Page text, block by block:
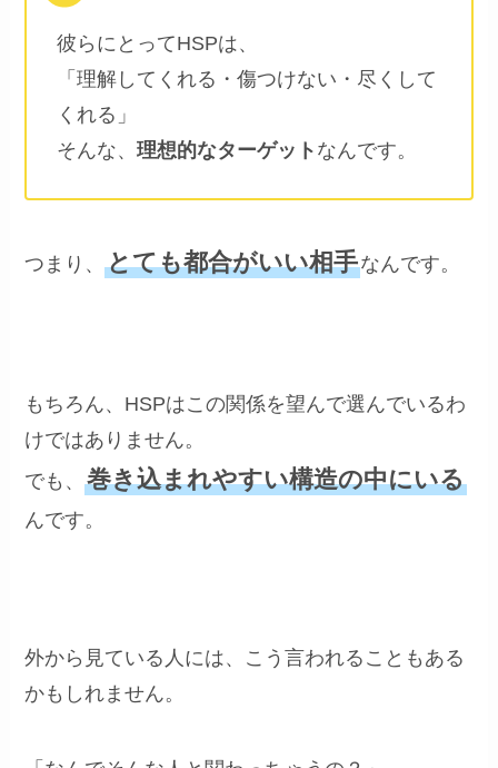
彼らにとってHSPは、
「理解してくれる・傷つけない・尽くして
くれる」
そんな、理想的なターゲット なんです。
つまり、とても都合がいい相手なんです。
もちろん、HSPはこの関係を望んで選んでいるわ
けではありません。
でも、巻き込まれやすい構造の中にいる
んです。
外から見ている人には、こう言われることもある
かもしれません。